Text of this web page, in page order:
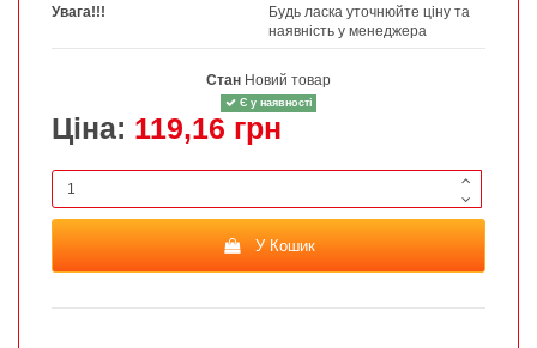
Увага!!!
Будь ласка уточнюйте ціну та
наявність у менеджера
Стан Новий товар
Є у наявності
Ціна: 119,16 грн
У Кошик